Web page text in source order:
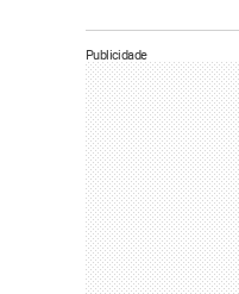
Publicidade